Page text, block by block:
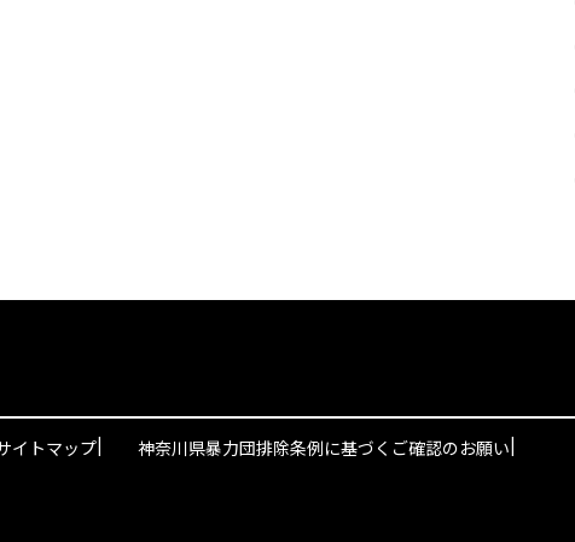
イトマップ| 神奈川県暴力団排除条例に基づくご確認のお願い|